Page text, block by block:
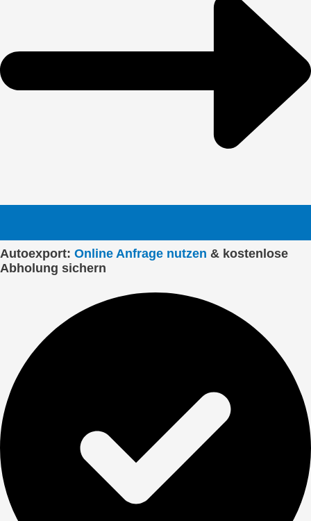
Autoexport: Online Anfrage nutzen & kostenlose
Abholung sichern